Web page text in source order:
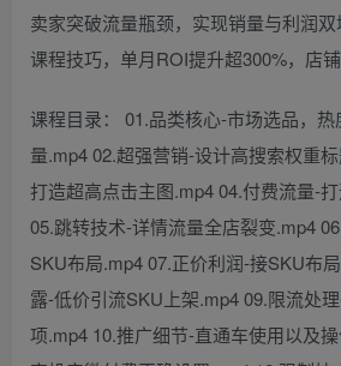
卖家突破流量瓶颈，实现销量与利润
课程技巧，单月ROI提升超300%，店铺
课程目录： 01.品类核心-市场选品，
量.mp4 02.超强营销-设计高搜索权重
打造超高点击主图.mp4 04.付费流量-
05.跳转技术-详情流量全店裂变.mp4
SKU布局.mp4 07.正价利润-接SKU布
露-低价引流SKU上架.mp4 09.限流处
项.mp4 10.推广细节-直通车使用以及